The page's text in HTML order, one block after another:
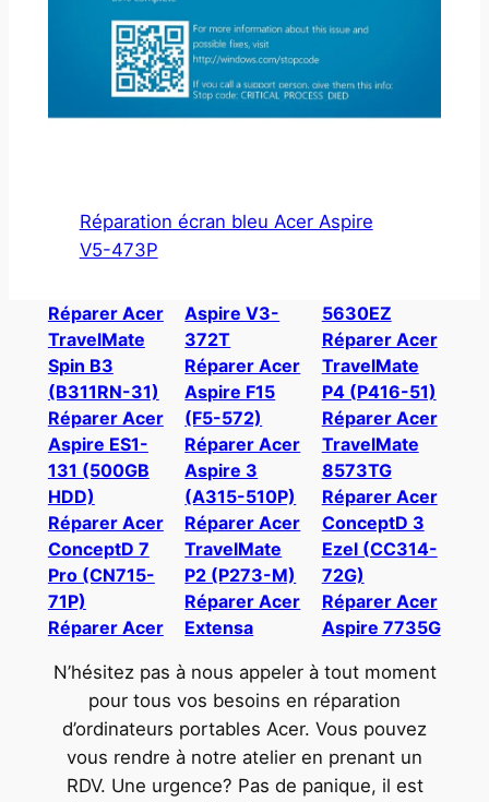
Réparation écran bleu Acer Aspire
V5-473P
Réparer Acer
TravelMate
Spin B3
(B311RN-31)
Réparer Acer
Aspire ES1-
131 (500GB
HDD)
Réparer Acer
ConceptD 7
Pro (CN715-
71P)
Réparer Acer
Aspire V3-
372T
Réparer Acer
Aspire F15
(F5-572)
Réparer Acer
Aspire 3
(A315-510P)
Réparer Acer
TravelMate
P2 (P273-M)
Réparer Acer
Extensa
5630EZ
Réparer Acer
TravelMate
P4 (P416-51)
Réparer Acer
TravelMate
8573TG
Réparer Acer
ConceptD 3
Ezel (CC314-
72G)
Réparer Acer
Aspire 7735G
N’hésitez pas à nous appeler à tout moment
pour tous vos besoins en réparation
d’ordinateurs portables Acer. Vous pouvez
vous rendre à notre atelier en prenant un
RDV. Une urgence? Pas de panique, il est